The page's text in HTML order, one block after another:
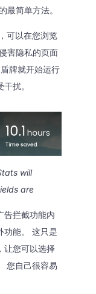
最简单方法。
可以在您浏览
害隐私的页面
牌就开始运行
扰。
will
are
告拦截功能内
功能。 这只是
让您可以选择
您自己很容易